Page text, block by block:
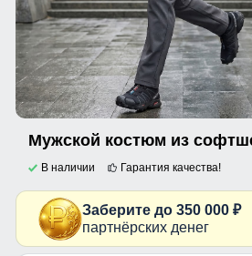
В наличии Гарантия качества!
Заберите до 350 000 ₽
партнёрских денег